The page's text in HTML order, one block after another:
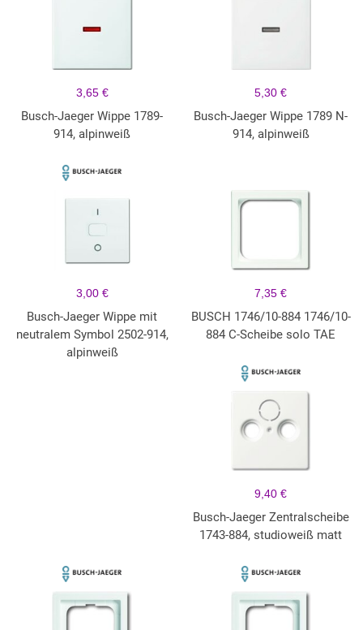
3,65 €
Busch-Jaeger Wippe 1789-
914, alpinweiß
5,30 €
Busch-Jaeger Wippe 1789 N-
914, alpinweiß
3,00 €
Busch-Jaeger Wippe mit
neutralem Symbol 2502-914,
alpinweiß
7,35 €
BUSCH 1746/10-884 1746/10-
884 C-Scheibe solo TAE
9,40 €
Busch-Jaeger Zentralscheibe
1743-884, studioweiß matt